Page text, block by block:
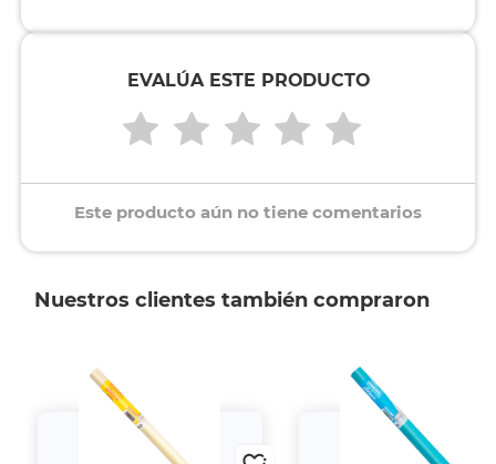
EVALÚA ESTE PRODUCTO
Este producto aún no tiene comentarios
Nuestros clientes también compraron